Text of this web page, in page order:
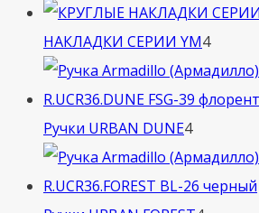
товара
НАКЛАДКИ СЕРИИ YM44
товара
Ручки URBAN DUNE44
товара